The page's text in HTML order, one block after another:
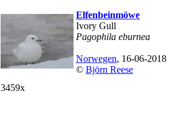
3459x
Elfenbeinmöwe
Ivory Gull
Pagophila eburnea
Norwegen, 16-06-2018
© Björn Reese